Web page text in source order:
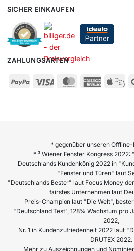
SICHER EINKAUFEN
ZAHLUNGSARTEN
* gegenüber unseren
* ³ Wiener Fenster Kongress 2022:
Deutschlands Kundenkönig 2022 in
"Fenster und Türen" laut
"Deutschlands Bester" laut Focus Money
fairstes Unternehmen laut
Preis-Champion laut "Die Welt",
"Deutschland Test", 128% Wachstum pro
2022,
Nr. 1 in Kundenzufriedenheit 2022 laut
DRUTEX 2022.
Mehr zu Auszeichnungen und